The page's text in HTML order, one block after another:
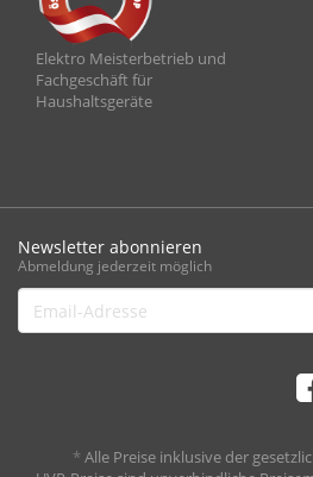
Elektro Meisterbetrieb und
Fachgeschäft für
Haushaltsgeräte
Newsletter abonnieren
Abmeldung jederzeit möglich
Email-
Adresse
*Alle Preise inklusive der